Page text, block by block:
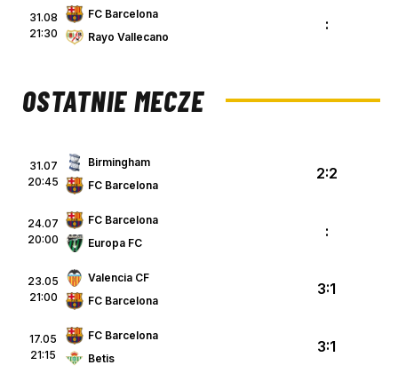
31.08
21:30
FC Barcelona
Rayo Vallecano
:
OSTATNIE MECZE
31.07
20:45
Birmingham
FC Barcelona
2:2
24.07
20:00
FC Barcelona
Europa FC
:
23.05
21:00
Valencia CF
FC Barcelona
3:1
17.05
21:15
FC Barcelona
Betis
3:1